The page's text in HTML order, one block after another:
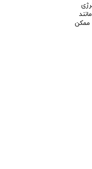
ممکن